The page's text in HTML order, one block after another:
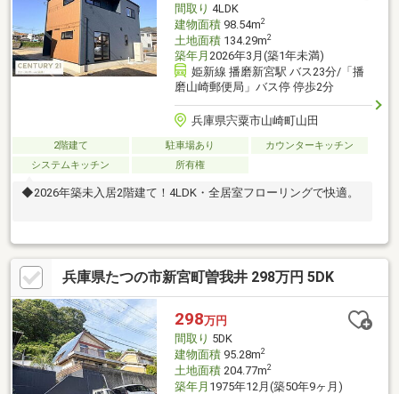
間取り 4LDK
建物面積98.54m2
土地面積134.29m2
築年月 2026年3月(築1年未満)
姫新線 播磨新宮駅 バス23分/「播
磨山崎郵便局」バス停 停歩2分
兵庫県宍粟市山崎町山田
2階建て 駐車場あり
カウンターキッチン
システムキッチン
所有権
◆2026年築未入居2階建て！4LDK・全居室フローリングで快適。
兵庫県たつの市新宮町曽我井 298万円 5DK
298万円
間取り 5DK
建物面積95.28m2
土地面積204.77m2
築年月 1975年12月(築50年9ヶ月)